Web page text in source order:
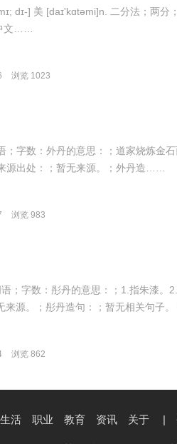
dɪ-] 美 [daɪ'kɑtəmi]n. 二分法；两分
文……
浏览 1023
；字数：外丹的意思：；道家烧炼金
源出处：；暂无来源。；外丹造……
浏览 983
；字数：彤丹的意思：；1.指朱漆。
来源。；彤丹造句：；暂无相关句子
浏览 862
生活 职业 教育 资讯 关于 |